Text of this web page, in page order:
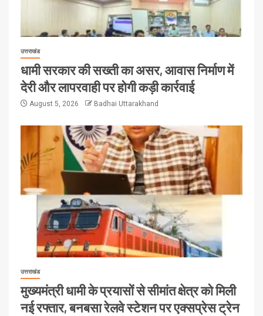
उत्तराखंड
धामी सरकार की सख्ती का असर, आवास निर्माण में
देरी और लापरवाही पर होगी कड़ी कार्रवाई
August 5, 2026 Badhai Uttarakhand
उत्तराखंड
मुख्यमंत्री धामी के प्रयासों से सीमांत क्षेत्र को मिली
नई रफ्तार, बनबसा रेलवे स्टेशन पर एक्सप्रेस ट्रेन